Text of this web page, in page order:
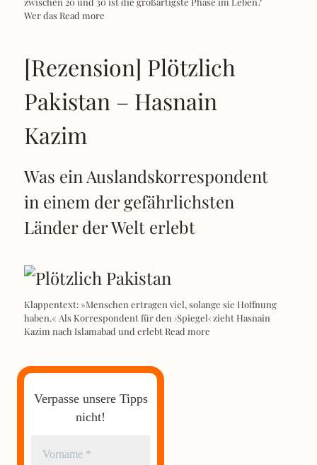
Wer dasRead more
[Rezension] Plötzlich
Pakistan – Hasnain
Kazim
Was ein Auslandskorrespondent
in einem der gefährlichsten
Länder der Welt erlebt
Klappentext: »Menschen ertragen viel, solange sie Hoffnung
haben.« Als Korrespondent für den ›Spiegel‹ zieht Hasnain
Kazim nach Islamabad und erlebtRead more
Verpasse unsere Tipps
nicht!